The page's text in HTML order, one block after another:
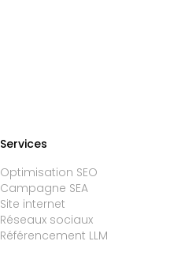
Services
Optimisation SEO
Campagne SEA
Site internet
Réseaux sociaux
Référencement LLM